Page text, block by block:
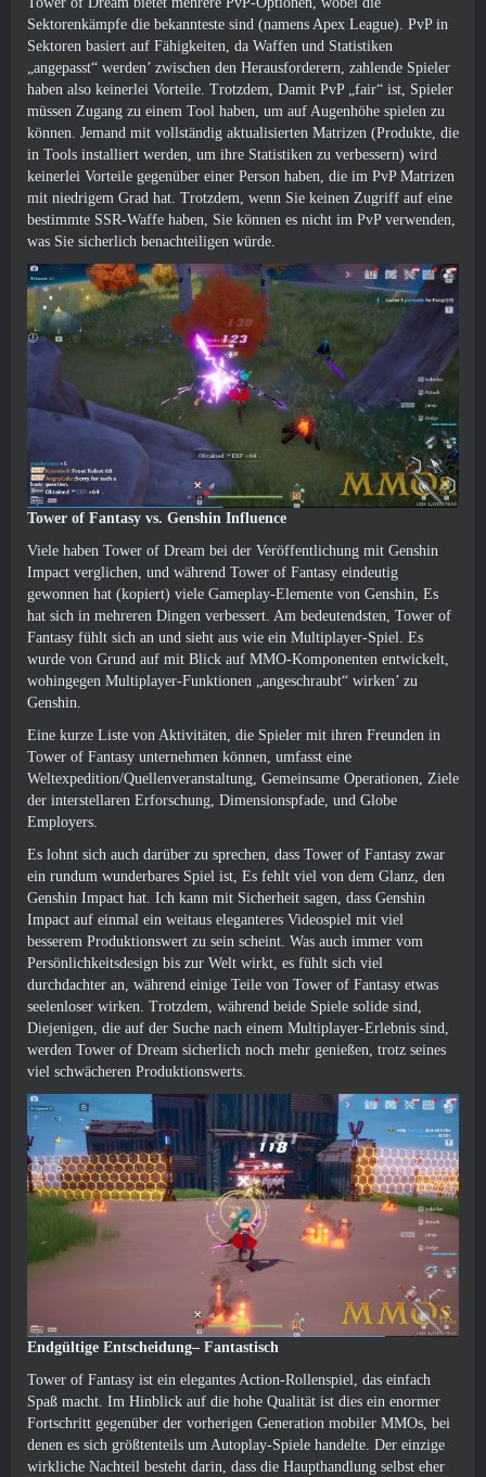
Sektorenkämpfe die bekannteste sind (namens Apex League). PvP in
Sektoren basiert auf Fähigkeiten, da Waffen und Statistiken
„angepasst“ werden’ zwischen den Herausforderern, zahlende Spieler
haben also keinerlei Vorteile. Trotzdem, Damit PvP „fair“ ist, Spieler
müssen Zugang zu einem Tool haben, um auf Augenhöhe spielen zu
können. Jemand mit vollständig aktualisierten Matrizen (Produkte, die
in Tools installiert werden, um ihre Statistiken zu verbessern) wird
keinerlei Vorteile gegenüber einer Person haben, die im PvP Matrizen
mit niedrigem Grad hat. Trotzdem, wenn Sie keinen Zugriff auf eine
bestimmte SSR-Waffe haben, Sie können es nicht im PvP verwenden,
was Sie sicherlich benachteiligen würde.
Tower of Fantasy vs. Genshin Influence
Viele haben Tower of Dream bei der Veröffentlichung mit Genshin
Impact verglichen, und während Tower of Fantasy eindeutig
gewonnen hat (kopiert) viele Gameplay-Elemente von Genshin, Es
hat sich in mehreren Dingen verbessert. Am bedeutendsten, Tower of
Fantasy fühlt sich an und sieht aus wie ein Multiplayer-Spiel. Es
wurde von Grund auf mit Blick auf MMO-Komponenten entwickelt,
wohingegen Multiplayer-Funktionen „angeschraubt“ wirken’ zu
Genshin.
Eine kurze Liste von Aktivitäten, die Spieler mit ihren Freunden in
Tower of Fantasy unternehmen können, umfasst eine
Weltexpedition/Quellenveranstaltung, Gemeinsame Operationen, Ziele
der interstellaren Erforschung, Dimensionspfade, und Globe
Employers.
Es lohnt sich auch darüber zu sprechen, dass Tower of Fantasy zwar
ein rundum wunderbares Spiel ist, Es fehlt viel von dem Glanz, den
Genshin Impact hat. Ich kann mit Sicherheit sagen, dass Genshin
Impact auf einmal ein weitaus eleganteres Videospiel mit viel
besserem Produktionswert zu sein scheint. Was auch immer vom
Persönlichkeitsdesign bis zur Welt wirkt, es fühlt sich viel
durchdachter an, während einige Teile von Tower of Fantasy etwas
seelenloser wirken. Trotzdem, während beide Spiele solide sind,
Diejenigen, die auf der Suche nach einem Multiplayer-Erlebnis sind,
werden Tower of Dream sicherlich noch mehr genießen, trotz seines
viel schwächeren Produktionswerts.
Endgültige Entscheidung– Fantastisch
Tower of Fantasy ist ein elegantes Action-Rollenspiel, das einfach
Spaß macht. Im Hinblick auf die hohe Qualität ist dies ein enormer
Fortschritt gegenüber der vorherigen Generation mobiler MMOs, bei
denen es sich größtenteils um Autoplay-Spiele handelte. Der einzige
wirkliche Nachteil besteht darin, dass die Haupthandlung selbst eher